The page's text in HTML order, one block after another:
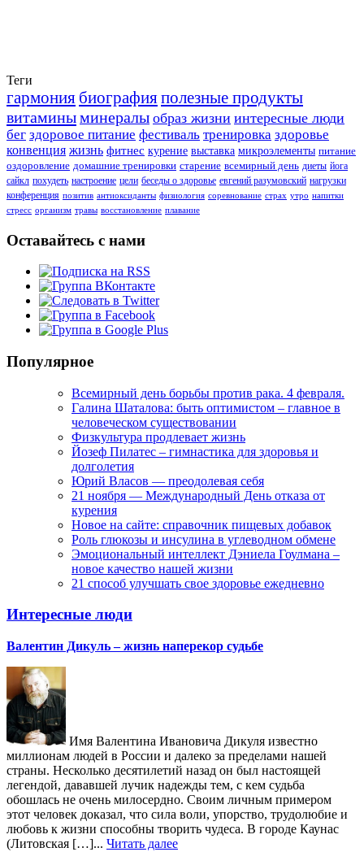
Теги
гармония биографияполезные продукты
витаминыминералы образ жизни интересные люди
бег здоровое питание фестиваль тренировка здоровье
конвенция жизнь фитнес курение выставка микроэлементы питание
оздоровление домашние тренировки старение всемирный день диеты йога
сайкл похудеть настроение цели беседы о здоровье евгений разумовский нагрузки
конференция позитив антиоксиданты физиология соревнование страх утро напитки
стресс организм травы восстановление плавание
Оставайтесь с нами
Популярное
Всемирный день борьбы против рака. 4 февраля.
Галина Шаталова: быть оптимистом – главное в
человеческом существовании
Физкультура продлевает жизнь
Йозеф Пилатес – гимнастика для здоровья и
долголетия
Юрий Власов — преодолевая себя
21 ноября — Международный День отказа от
курения
Новое на сайте: справочник пищевых добавок
Роль глюкозы и инсулина в углеводном обмене
Эмоциональный интеллект Дэниела Гоулмана –
новое качество нашей жизни
21 способ улучшать свое здоровье ежедневно
Интересные люди
Валентин Дикуль – жизнь наперекор судьбе
Имя Валентина Ивановича Дикуля известно
миллионам людей в России и далеко за пределами нашей
страны. Несколько десятилетий назад он был настоящей
легендой, дававшей лучик надежды тем, с кем судьба
обошлась не очень милосердно. Своим личным примером
этот человек доказал, что сила воли, упорство, трудолюбие и
любовь к жизни способны творить чудеса. В городе Каунас
(Литовская […]... Читать далее